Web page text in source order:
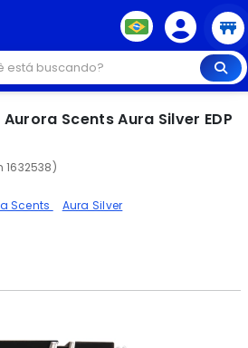
Scents Aura Silver EDP
1632538)
Scents Aura Silver